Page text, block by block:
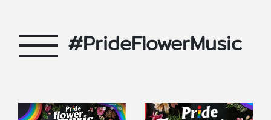
#PrideFlowerMusic